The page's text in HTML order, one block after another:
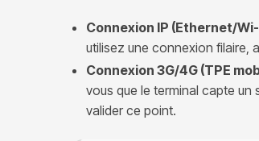
Connexion IP (Ethernet/Wi-
utilisez une connexion filaire,
Connexion 3G/4G (TPE
vous que le terminal capte un
valider ce point.